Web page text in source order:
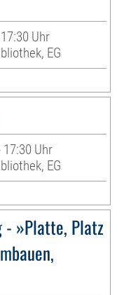
Uhr
EG
Uhr
EG
- »Platte, Platz